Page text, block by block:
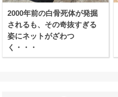
2000年前の白骨死体が発掘
されるも、その奇抜すぎる
姿にネットがざわつ
く・・・